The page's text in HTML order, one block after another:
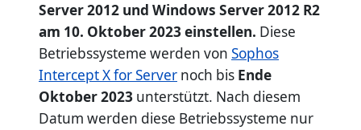
Server 2012 und Windows Server 2012 R2
am 10. Oktober 2023 einstellen. Diese
Betriebssysteme werden von Sophos
Intercept X for Server noch bis Ende
Oktober 2023 unterstützt. Nach diesem
Datum werden diese Betriebssysteme nur